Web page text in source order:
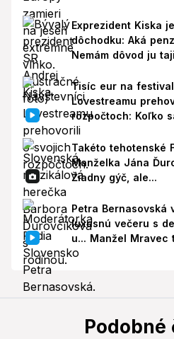
Exprezident Kiska
dôchodku: Aká
Nemám dôvod ju
Tisíc eur na
Lovestreamu
rozpočtoch: Koľko
Takéto tehotenské
Manželka Jána
Žiadny gýč, ale...
Petra Bernasovská
luxusnú večeru s
u... Manžel Mravec
Podobné